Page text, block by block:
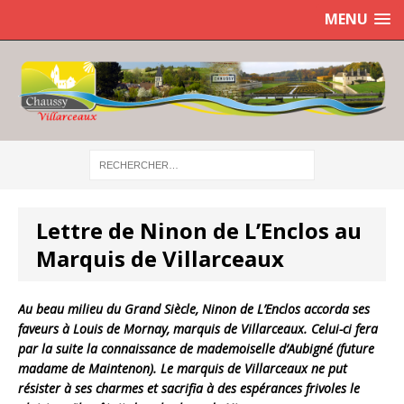
MENU
Lettre de Ninon de L’Enclos au
Marquis de Villarceaux
Au beau milieu du Grand Siècle, Ninon de L’Enclos accorda ses
faveurs à Louis de Mornay, marquis de Villarceaux. Celui-ci fera
par la suite la connaissance de mademoiselle d’Aubigné (future
madame de Maintenon). Le marquis de Villarceaux ne put
résister à ses charmes et sacrifia à des espérances frivoles le